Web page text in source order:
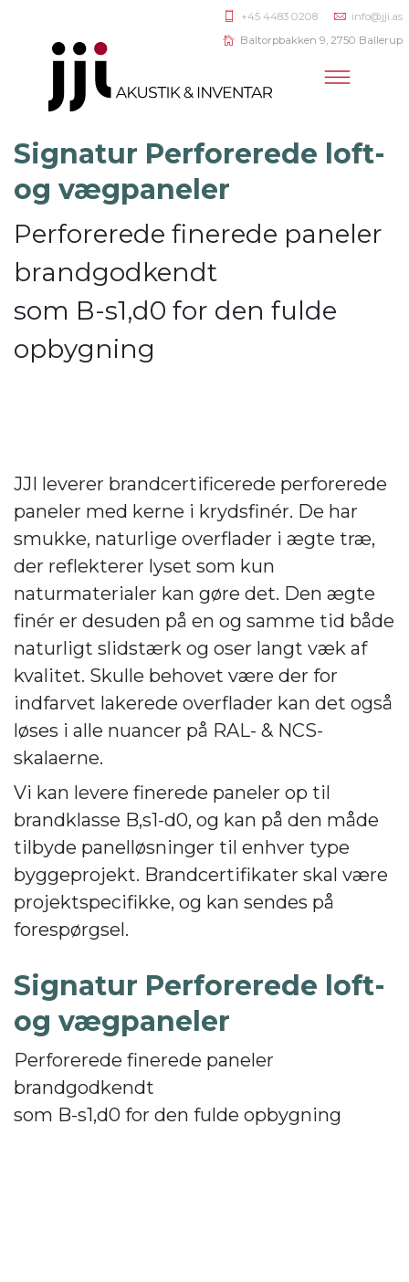
+45 4483 0208
info@jji.as
Baltorpbakken 9, 2750 Ballerup
Signatur Perforerede loft-
og vægpaneler
Perforerede finerede paneler
brandgodkendt
som B-s1,d0 for den fulde
opbygning
JJI leverer brandcertificerede perforerede
paneler med kerne i krydsfinér. De har
smukke, naturlige overflader i ægte træ,
der reflekterer lyset som kun
naturmaterialer kan gøre det. Den ægte
finér er desuden på en og samme tid både
naturligt slidstærk og oser langt væk af
kvalitet. Skulle behovet være der for
indfarvet lakerede overflader kan det også
løses i alle nuancer på RAL- & NCS-
skalaerne.
Vi kan levere finerede paneler op til
brandklasse B,s1-d0, og kan på den måde
tilbyde panelløsninger til enhver type
byggeprojekt. Brandcertifikater skal være
projektspecifikke, og kan sendes på
forespørgsel.
Signatur Perforerede loft-
og vægpaneler
Perforerede finerede paneler
brandgodkendt
som B-s1,d0 for den fulde opbygning